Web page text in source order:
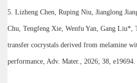
5. Lizheng Chen, Ruping Niu, Jianglong
Chu, Tengfeng Xie, Wenfu Yan, Gang Liu*,
transfer cocrystals derived from melamine
performance, Adv. Mater., 2026; 38, e19694.